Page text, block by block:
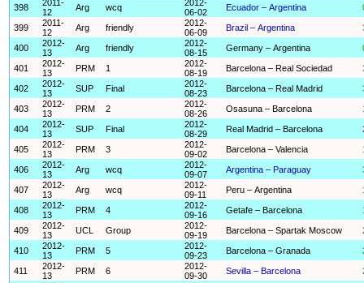
398
2011-
12
Arg wcq
2012-
06-02
Ecuador – Argentina
399
2011-
12
Arg friendly
2012-
06-09
Brazil – Argentina
400
2012-
13
Arg friendly
2012-
08-15
Germany – Argentina
401
2012-
13
PRM 1
2012-
08-19
Barcelona – Real Sociedad
402
2012-
13
SUP Final
2012-
08-23
Barcelona – Real Madrid
403
2012-
13
PRM 2
2012-
08-26
Osasuna – Barcelona
404
2012-
13
SUP Final
2012-
08-29
Real Madrid – Barcelona
405
2012-
13
PRM 3
2012-
09-02
Barcelona – Valencia
406
2012-
13
Arg wcq
2012-
09-07
Argentina – Paraguay
407
2012-
13
Arg wcq
2012-
09-11
Peru – Argentina
408
2012-
13
PRM 4
2012-
09-16
Getafe – Barcelona
409
2012-
13
UCL Group
2012-
09-19
Barcelona – Spartak Moscow
410
2012-
13
PRM 5
2012-
09-23
Barcelona – Granada
411
2012-
13
PRM 6
2012-
09-30
Sevilla – Barcelona